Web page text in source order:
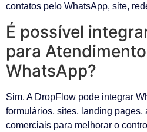
contatos pelo WhatsApp, site,
É possível
para
WhatsApp?
Sim. A DropFlow pode integrar
formulários, sites, landing pages,
comerciais para melhorar o